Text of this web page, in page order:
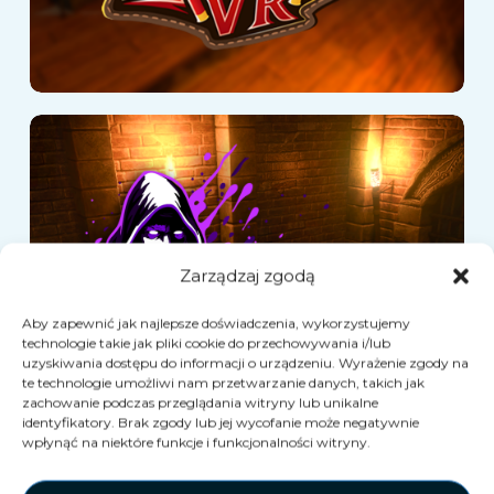
Zarządzaj zgodą
Aby zapewnić jak najlepsze doświadczenia, wykorzystujemy
technologie takie jak pliki cookie do przechowywania i/lub
uzyskiwania dostępu do informacji o urządzeniu. Wyrażenie zgody na
te technologie umożliwi nam przetwarzanie danych, takich jak
zachowanie podczas przeglądania witryny lub unikalne
identyfikatory. Brak zgody lub jej wycofanie może negatywnie
wpłynąć na niektóre funkcje i funkcjonalności witryny.
Szkoła Magii